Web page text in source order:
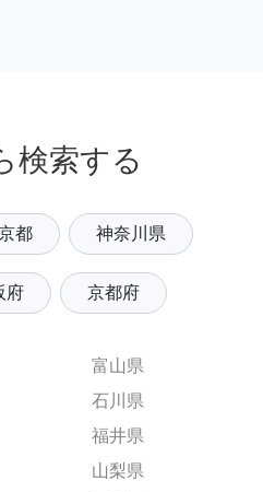
検索する
都 神奈川県
府 京都府
富山県
石川県
福井県
山梨県